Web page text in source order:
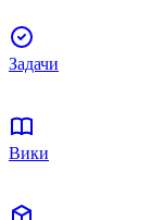
Задачи
Вики